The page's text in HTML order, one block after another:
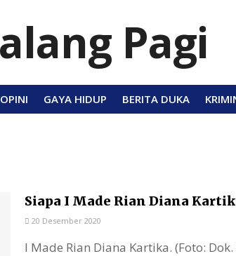
OPINI GAYA HIDUP BERITA DUKA
Siapa I Made Rian Diana
20 Desember 2020
I Made Rian Diana Kartika. (Foto: